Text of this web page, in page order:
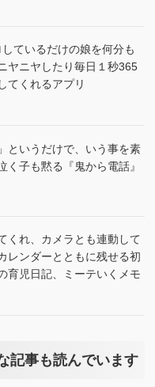
ているだけの娘を何分も
ヤニヤしたり毎日１秒365
てくれるアプリ
というだけで、いう事を素
く子も黙る『鬼から電話』
くれ、カメラとも連動して
レンダーとともに残せる初
育児日記、ミーテいくメモ
記事も読んでいます